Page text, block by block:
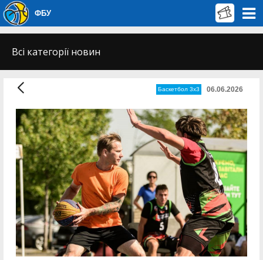
ФБУ
Всі категорії новин
Баскетбол 3х3 06.06.2026